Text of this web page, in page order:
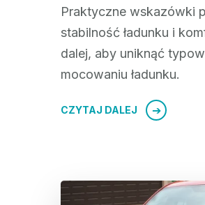
Praktyczne wskazówki
stabilność ładunku i
dalej, aby uniknąć
mocowaniu ładunku.
CZYTAJ DALEJ